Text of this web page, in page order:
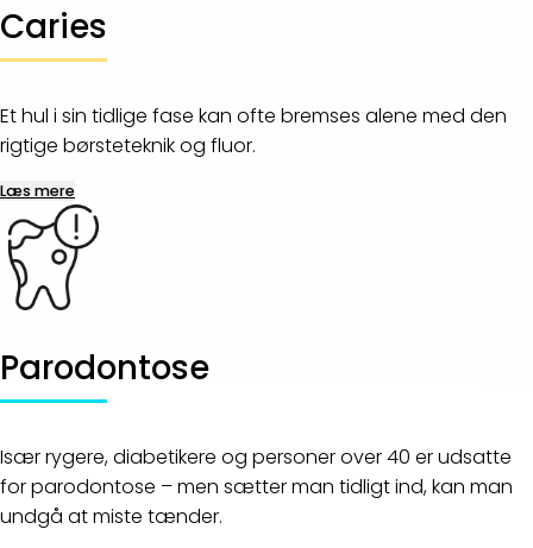
Caries
Et hul i sin tidlige fase kan ofte bremses alene med den
rigtige børsteteknik og fluor.
Læs mere
Parodontose
Især rygere, diabetikere og personer over 40 er udsatte
for parodontose – men sætter man tidligt ind, kan man
undgå at miste tænder.